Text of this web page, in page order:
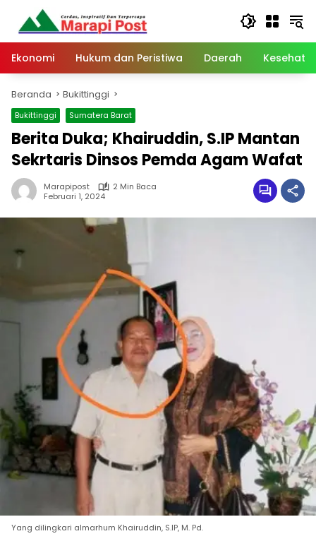
Langsung
konten
Ekonomi
Hukum dan Peristiwa Daerah
Beranda Bukittinggi
Bukittinggi Sumatera Barat
Berita Duka; Khairuddin, S.IP Mantan
Sekrtaris Dinsos Pemda Agam Wafat
Marapipost
2 Min Baca
Februari 1, 2024
Yang dilingkari almarhum Khairuddin, S.IP, M. Pd.